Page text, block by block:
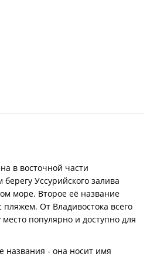
в восточной части
Уссурийского залива
море. Второе её название
От Владивостока всего
популярно и доступно для
названия - она носит имя